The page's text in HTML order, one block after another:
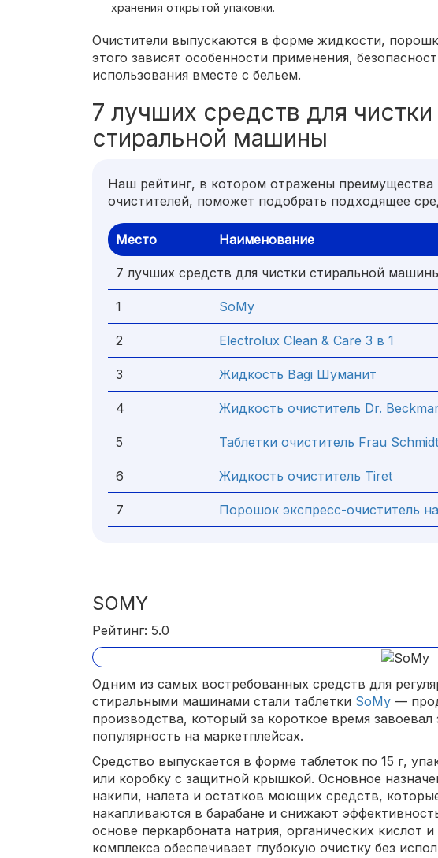
хранения открытой упаковки.
Очистители выпускаются в форме жидкости,
этого зависят особенности применения,
использования вместе с бельем.
7 лучших средств для чистки
стиральной машины
Наш рейтинг, в котором отражены преимущества
очистителей, поможет подобрать подходящее
Место Наименование
7 лучших средств для чистки стиральной
1 SoMy
2 Electrolux Clean & Care 3 в 1
3 Жидкость Bagi Шуманит
4 Жидкость очиститель Dr.
5 Таблетки очиститель Frau Schmidt
6 Жидкость очиститель Tiret
7 Порошок экспресс-очиститель
SOMY
Рейтинг: 5.0
Одним из самых востребованных средств для
стиральными машинами стали таблетки SoMy —
производства, который за короткое время
популярность на маркетплейсах.
Средство выпускается в форме таблеток по 15 г,
или коробку с защитной крышкой. Основное
накипи, налета и остатков моющих средств,
накапливаются в барабане и снижают
основе перкарбоната натрия, органических кислот
комплекса обеспечивает глубокую очистку без